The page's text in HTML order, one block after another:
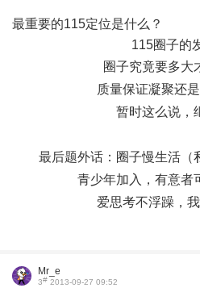
最重要的115定位是什么？
115圈子的
圈子究竟要多大
质量保证凝聚还
暂时这么说，
最后题外话：圈子慢生活（
青少年加入，有意者
爱思考不浮躁，
Mr_e
3# 2013-09-27 09:52